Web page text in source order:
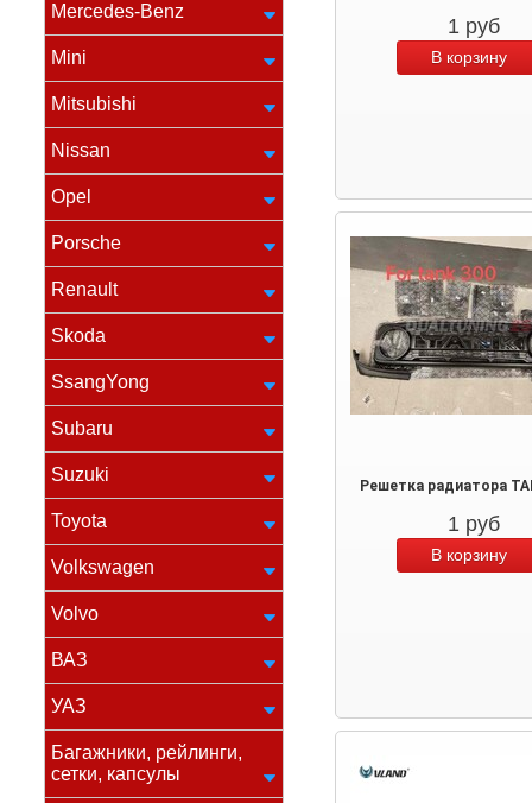
Mercedes-Benz
Mini
Mitsubishi
Nissan
Opel
Porsche
Renault
Skoda
SsangYong
Subaru
Suzuki
Toyota
Volkswagen
Volvo
ВАЗ
УАЗ
Багажники, рейлинги,
сетки, капсулы
1 руб
Решетка радиатора
1 руб